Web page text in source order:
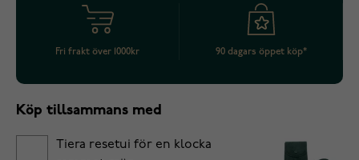
Fri frakt över 1000kr 90 dagars öppet köp*
Köp tillsammans med
Tiera resetui för en klocka